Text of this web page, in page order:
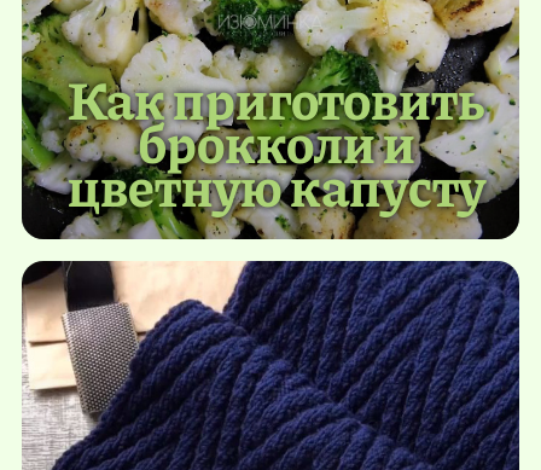
Как приготовить
брокколи и
цветную капусту